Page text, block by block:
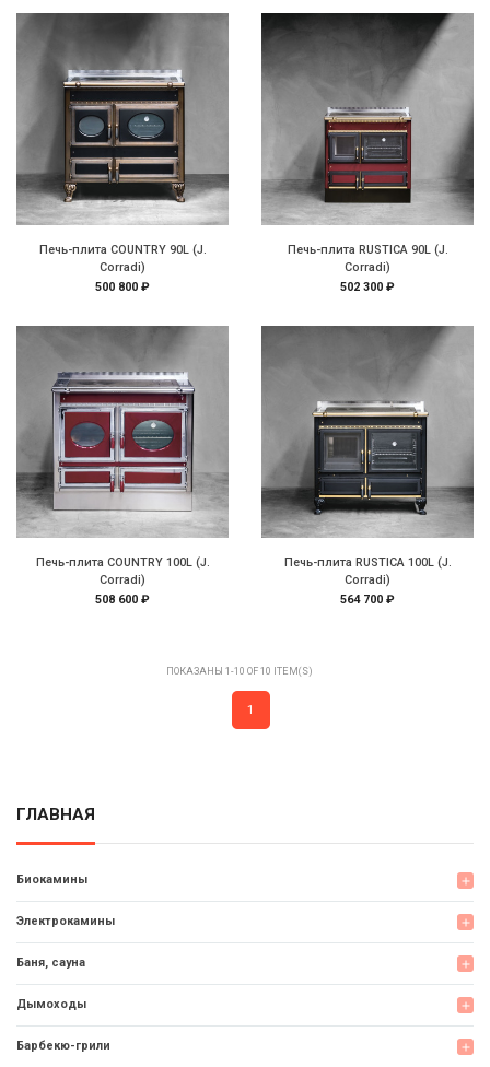
ГЛАВНАЯ
Биокамины add
Электрокамины add
Баня, сауна add
Дымоходы add
Барбекю-грили add
Печь-плита COUNTRY 90L (J.
Corradi)
500 800 ₽
Печь-плита RUSTICA 90L (J.
Corradi)
502 300 ₽
Печь-плита COUNTRY 100L (J.
Corradi)
508 600 ₽
Печь-плита RUSTICA 100L (J.
Corradi)
564 700 ₽
ПОКАЗАНЫ 1-10 OF 10 ITEM(S)
1